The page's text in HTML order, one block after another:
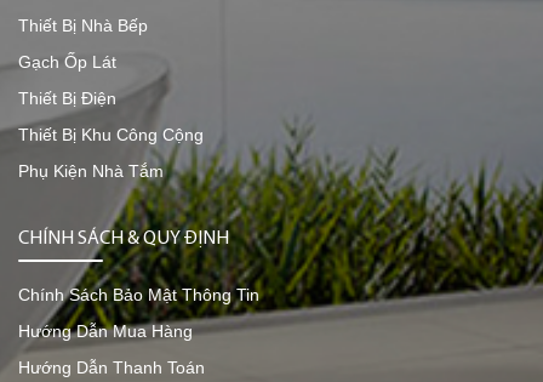
Thiết Bị Nhà Bếp
Gạch Ốp Lát
Thiết Bị Điện
Thiết Bị Khu Công Cộng
Phụ Kiện Nhà Tắm
CHÍNH SÁCH & QUY ĐỊNH
Chính Sách Bảo Mật Thông Tin
Hướng Dẫn Mua Hàng
Hướng Dẫn Thanh Toán